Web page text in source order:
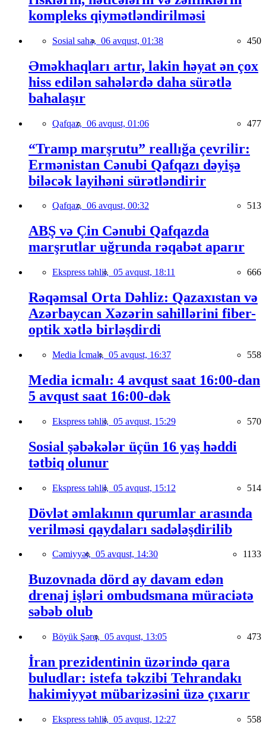
kompleks qiymətləndirilməsi
Sosial sahə, 06 avqust, 01:38 450
Əməkhaqları artır, lakin həyat ən çox
hiss edilən sahələrdə daha sürətlə
bahalaşır
Qafqaz, 06 avqust, 01:06 477
“Tramp marşrutu” reallığa çevrilir:
Ermənistan Cənubi Qafqazı dəyişə
biləcək layihəni sürətləndirir
Qafqaz, 06 avqust, 00:32 513
ABŞ və Çin Cənubi Qafqazda
marşrutlar uğrunda rəqabət aparır
Ekspress təhlil, 05 avqust, 18:11 666
Rəqəmsal Orta Dəhliz: Qazaxıstan və
Azərbaycan Xəzərin sahillərini fiber-
optik xətlə birləşdirdi
Media İcmalı, 05 avqust, 16:37 558
Media icmalı: 4 avqust saat 16:00-dan
5 avqust saat 16:00-dək
Ekspress təhlil, 05 avqust, 15:29 570
Sosial şəbəkələr üçün 16 yaş həddi
tətbiq olunur
Ekspress təhlil, 05 avqust, 15:12 514
Dövlət əmlakının qurumlar arasında
verilməsi qaydaları sadələşdirilib
Cəmiyyət, 05 avqust, 14:30 1133
Buzovnada dörd ay davam edən
drenaj işləri ombudsmana müraciətə
səbəb olub
Böyük Şərq, 05 avqust, 13:05 473
İran prezidentinin üzərində qara
buludlar: istefa təkzibi Tehrandakı
hakimiyyət mübarizəsini üzə çıxarır
Ekspress təhlil, 05 avqust, 12:27 558